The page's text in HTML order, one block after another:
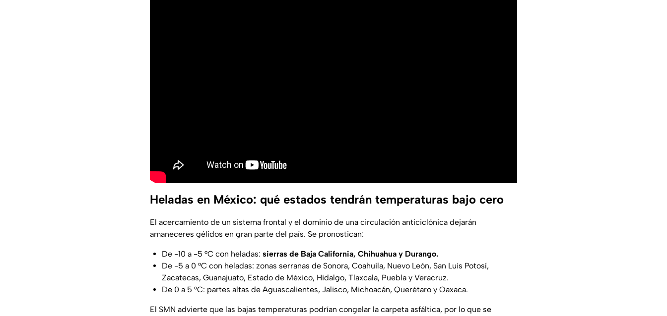
Heladas en México: qué estados tendrán temperaturas bajo cero
El acercamiento de un sistema frontal y el dominio de una circulación anticiclónica dejarán
amaneceres gélidos en gran parte del país. Se pronostican:
De -10 a -5 °C con heladas: sierras de Baja California, Chihuahua y Durango.
De -5 a 0 °C con heladas: zonas serranas de Sonora, Coahuila, Nuevo León, San Luis Potosí,
Zacatecas, Guanajuato, Estado de México, Hidalgo, Tlaxcala, Puebla y Veracruz.
De 0 a 5 °C: partes altas de Aguascalientes, Jalisco, Michoacán, Querétaro y Oaxaca.
El SMN advierte que las bajas temperaturas podrían congelar la carpeta asfáltica, por lo que se